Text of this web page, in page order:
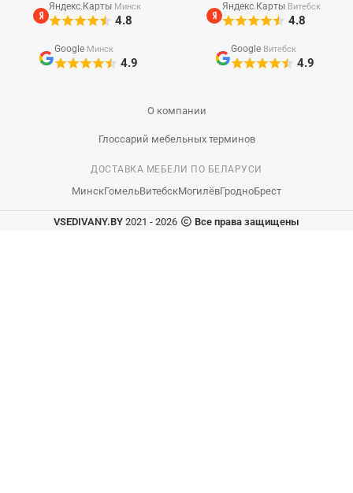
Яндекс.Карты Минск
4.8
Яндекс.Карты Витебск
4.8
Google Минск
4.9
Google Витебск
4.9
О компании
Глоссарий мебельных терминов
ДОСТАВКА МЕБЕЛИ ПО БЕЛАРУСИ
МинскГомельВитебскМогилёвГродноБрест
VSEDIVANY.BY 2021 - 2026 Все права защищены